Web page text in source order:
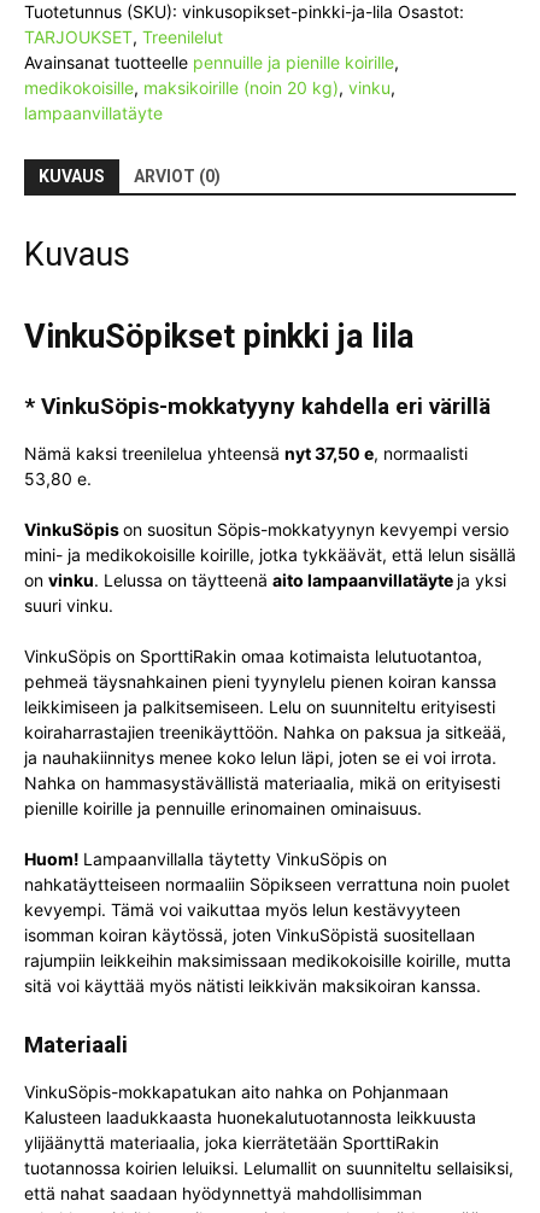
Tuotetunnus (SKU): vinkusopikset-pinkki-ja-lila Osastot:
TARJOUKSET, Treenilelut
Avainsanat tuotteelle pennuille ja pienille koirille,
medikokoisille, maksikoirille (noin 20 kg), vinku,
lampaanvillatäyte
KUVAUS ARVIOT (0)
Kuvaus
VinkuSöpikset pinkki ja lila
* VinkuSöpis-mokkatyyny kahdella eri värillä
Nämä kaksi treenilelua yhteensä nyt 37,50 e, normaalisti
53,80 e.
VinkuSöpison suositun Söpis-mokkatyynyn kevyempi versio
mini- ja medikokoisille koirille, jotka tykkäävät, että lelun sisällä
on vinku. Lelussa on täytteenä aito lampaanvillatäyte ja yksi
suuri vinku.
VinkuSöpis on SporttiRakin omaa kotimaista lelutuotantoa,
pehmeä täysnahkainen pieni tyynylelu pienen koiran kanssa
leikkimiseen ja palkitsemiseen. Lelu on suunniteltu erityisesti
koiraharrastajien treenikäyttöön. Nahka on paksua ja sitkeää,
ja nauhakiinnitys menee koko lelun läpi, joten se ei voi irrota.
Nahka on hammasystävällistä materiaalia, mikä on erityisesti
pienille koirille ja pennuille erinomainen ominaisuus.
Huom! Lampaanvillalla täytetty VinkuSöpis on
nahkatäytteiseen normaaliin Söpikseen verrattuna noin puolet
kevyempi. Tämä voi vaikuttaa myös lelun kestävyyteen
isomman koiran käytössä, joten VinkuSöpistä suositellaan
rajumpiin leikkeihin maksimissaan medikokoisille koirille, mutta
sitä voi käyttää myös nätisti leikkivän maksikoiran kanssa.
Materiaali
VinkuSöpis-mokkapatukan aito nahka on Pohjanmaan
Kalusteen laadukkaasta huonekalutuotannosta leikkuusta
ylijäänyttä materiaalia, joka kierrätetään SporttiRakin
tuotannossa koirien leluiksi. Lelumallit on suunniteltu sellaisiksi,
että nahat saadaan hyödynnettyä mahdollisimman